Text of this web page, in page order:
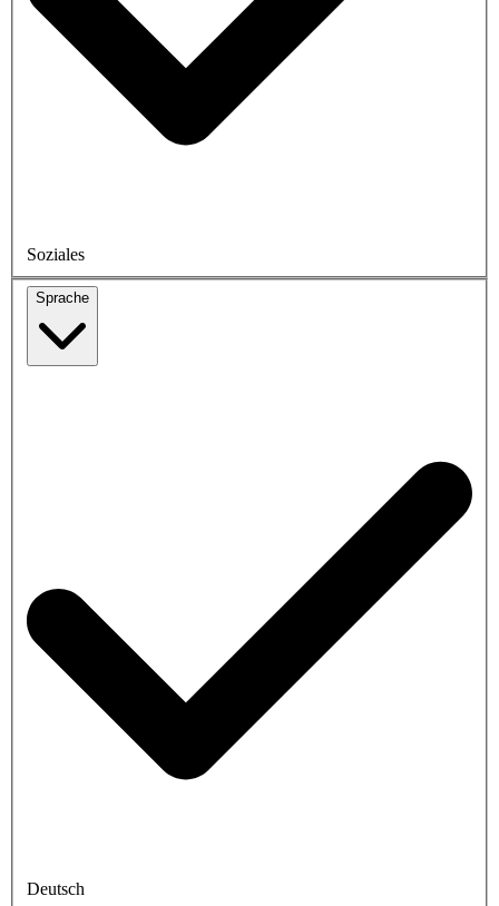
Soziales
Sprache
Deutsch